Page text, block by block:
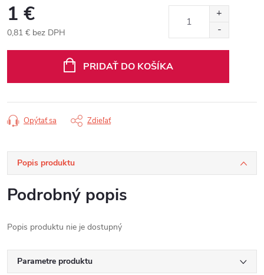
1 €
0,81 € bez DPH
PRIDAŤ DO KOŠÍKA
Opýtať sa Zdieľať
Popis produktu
Podrobný popis
Popis produktu nie je dostupný
Parametre produktu